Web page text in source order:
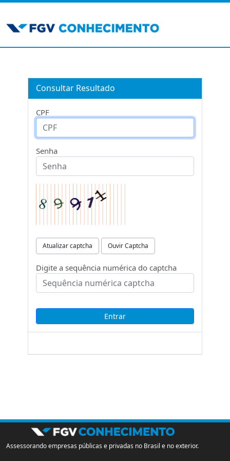
Consultar Resultado
CPF
Senha
Atualizar captcha Ouvir Captcha
Digite a sequência numérica do captcha
Assessorando empresas públicas e privadas no Brasil e no exterior.